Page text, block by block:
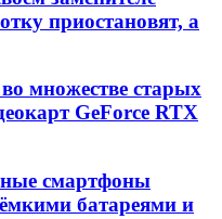
приостановят, а
множестве старых
GeForce RTX
смартфоны
батареями и